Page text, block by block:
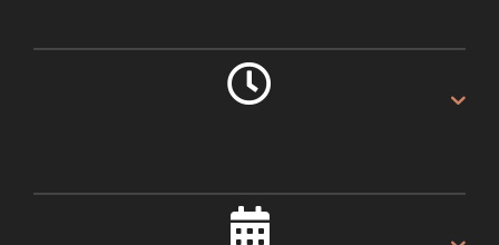
Gratis verzending op alles.
Als u voor 16:00u besteld.